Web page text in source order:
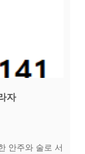
자
안주와 술로 서